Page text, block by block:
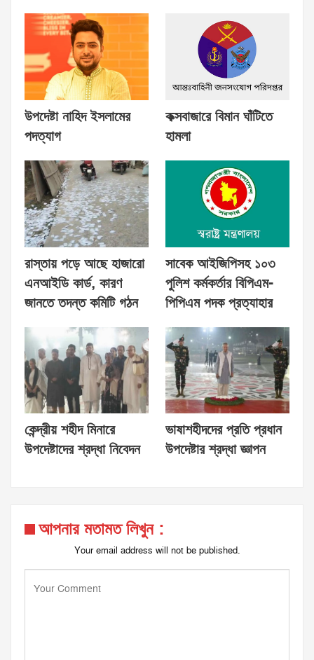
উপদেষ্টা নাহিদ ইসলামের
পদত্যাগ
কক্সবাজারে বিমান ঘাঁটিতে
হামলা
রাস্তায় পড়ে আছে হাজারো
এনআইডি কার্ড, কারণ
জানতে তদন্ত কমিটি গঠন
সাবেক আইজিপিসহ ১০৩
পুলিশ কর্মকর্তার বিপিএম-
পিপিএম পদক প্রত্যাহার
কেন্দ্রীয় শহীদ মিনারে
উপদেষ্টাদের শ্রদ্ধা নিবেদন
ভাষাশহীদদের প্রতি প্রধান
উপদেষ্টার শ্রদ্ধা জ্ঞাপন
আপনার মতামত লিখুন :
Your email address will not be published.